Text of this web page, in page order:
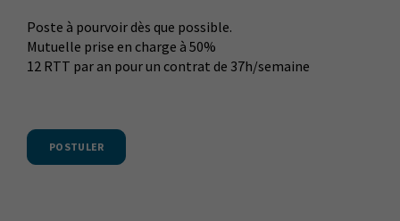
Poste à pourvoir dès que possible.
Mutuelle prise en charge à 50%
12 RTT par an pour un contrat de 37h/semaine
POSTULER